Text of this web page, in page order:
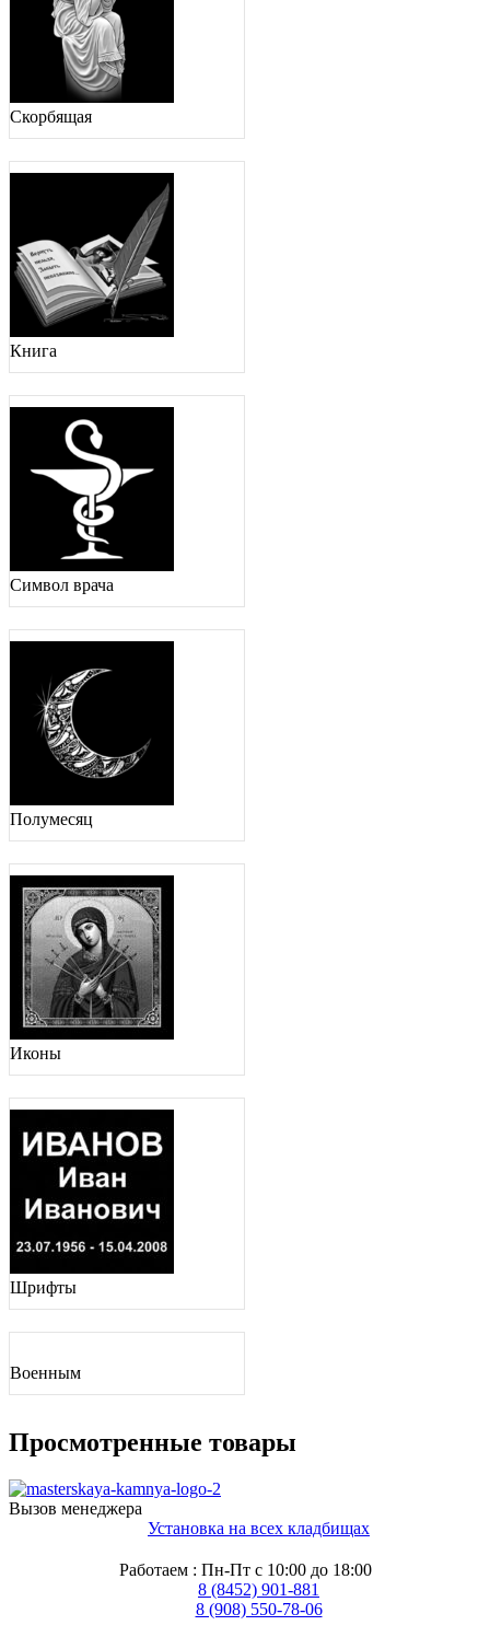
Скорбящая
Книга
Символ врача
Полумесяц
Иконы
Шрифты
Военным
Просмотренные товары
Вызов менеджера
Установка на всех кладбищах
Работаем : Пн-Пт с 10:00 до 18:00
8 (8452) 901-881
8 (908) 550-78-06